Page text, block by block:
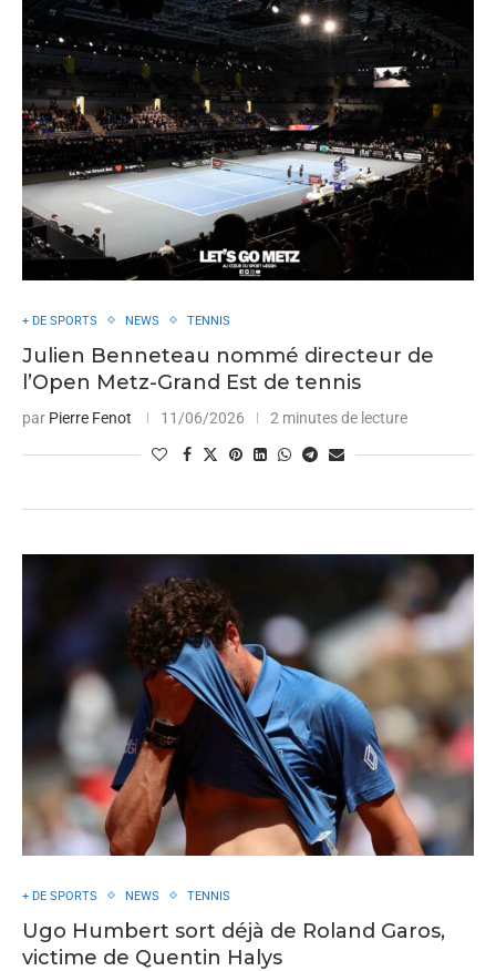
+ DE SPORTS NEWS TENNIS
Julien Benneteau nommé directeur de
l’Open Metz-Grand Est de tennis
par Pierre Fenot 11/06/2026 2 minutes de lecture
+ DE SPORTS NEWS TENNIS
Ugo Humbert sort déjà de Roland Garos,
victime de Quentin Halys